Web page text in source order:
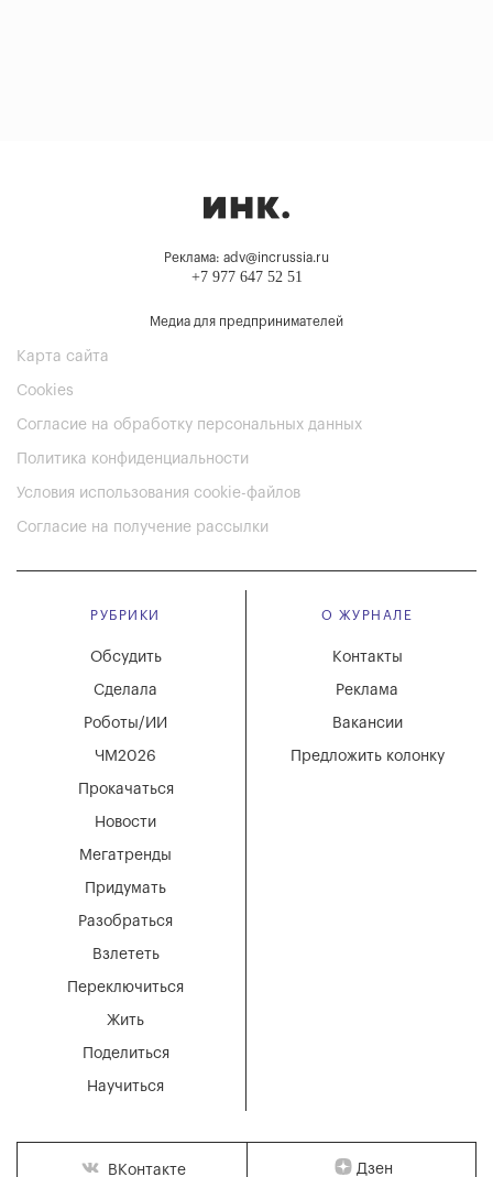
Реклама: adv@incrussia.ru
+7 977 647 52 51
Медиа для предпринимателей
Карта сайта
Cookies
Согласие на обработку персональных данных
Политика конфиденциальности
Условия использования cookie-файлов
Согласие на получение рассылки
РУБРИКИ
Мегатренды
Придумать
Разобраться
Взлететь
Новости
Переключиться
Жить
Поделиться
Научиться
Обсудить
Сделала
Роботы/ИИ
ЧМ2026
Прокачаться
О ЖУРНАЛЕ
Вакансии
Реклама
Контакты
Предложить колонку
ВКонтакте Дзен